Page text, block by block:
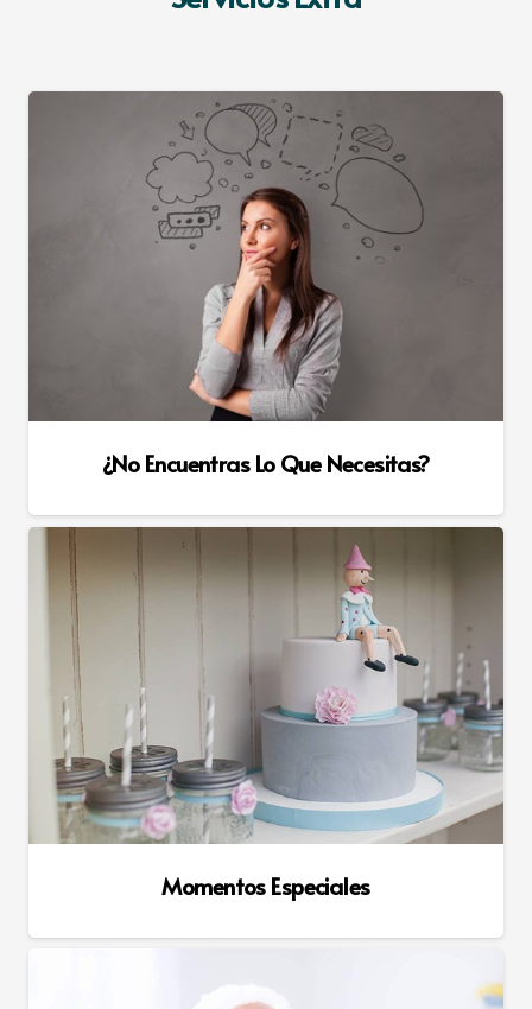
¿No Encuentras Lo Que Necesitas?
Momentos Especiales